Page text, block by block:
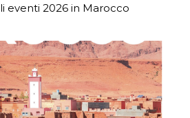
eventi 2026 in Marocco